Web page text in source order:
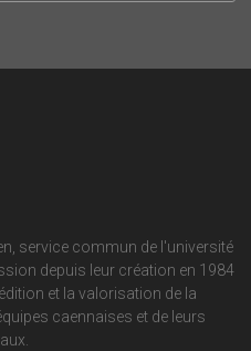
service commun de l'université
depuis leur création en 1984
et la valorisation de la
caennaises et de leurs